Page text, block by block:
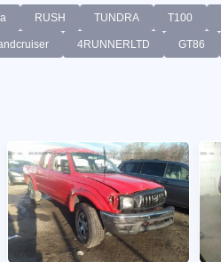
T100
TUNDRA
RUSH
GT86
4RUNNERLTD